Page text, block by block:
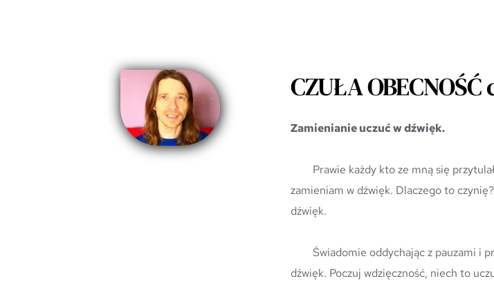
CZUŁA
Zamienianie uczuć w dźwięk.
zamieniam w dźwięk. Dlaczego to
dźwięk.
	Świadomie oddychając z pauzami i przywołując różne wibracje z pamięci, możemy te wibracje zamienić w
dźwięk. Poczuj wdzięczność, niech to